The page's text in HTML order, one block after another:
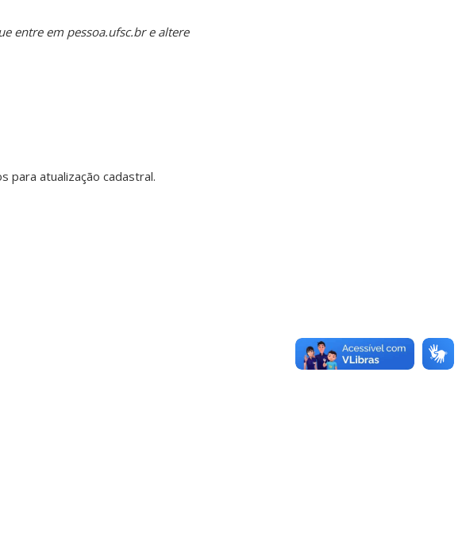
entre em pessoa.ufsc.br e altere
para atualização cadastral.